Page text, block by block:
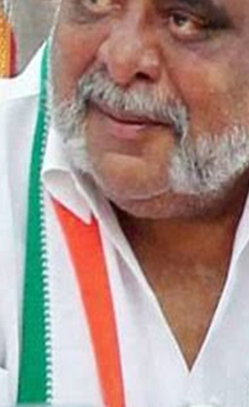
ಸಂಸದರಾಗಿದ್ದ ಅಂಬಿ
ರೆಬಲ್ ಸ್ಟಾರ್ ಅಂಬರೀಶ್
ಇಂದಿಗೆ ನಾಲ್ಕನೇ
ಅಂಬಿ ಮಾಮನ ಗತ್ತು,